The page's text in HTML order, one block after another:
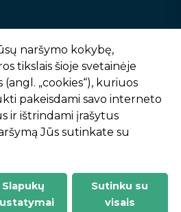
taisyklės
ir prekių grąžinimas
naršymo kokybę,
tikslais šioje svetainėje
„cookies“), kuriuos
pakeisdami savo interneto
ir ištrindami įrašytus
Jūs sutinkate su
Slapukų
Sutinku su
visais